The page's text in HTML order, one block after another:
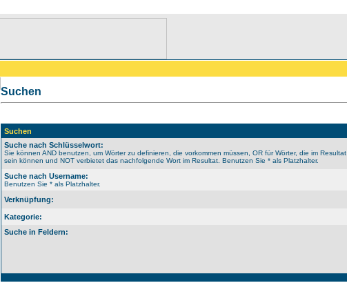
Suchen
Suchen
Suche nach Schlüsselwort:
Sie können AND benutzen, um Wörter zu definieren, die vorkommen müssen, OR für Wörter, die im Resultat
sein können und NOT verbietet das nachfolgende Wort im Resultat. Benutzen Sie * als Platzhalter.
Suche nach Username:
Benutzen Sie * als Platzhalter.
Verknüpfung:
Kategorie:
Suche in Feldern: